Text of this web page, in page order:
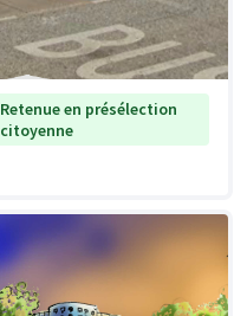
Retenue en présélection
citoyenne